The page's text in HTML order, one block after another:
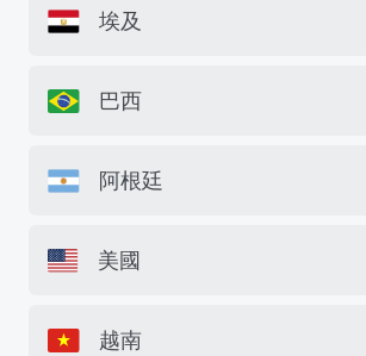
埃及
巴西
阿根廷
美國
越南